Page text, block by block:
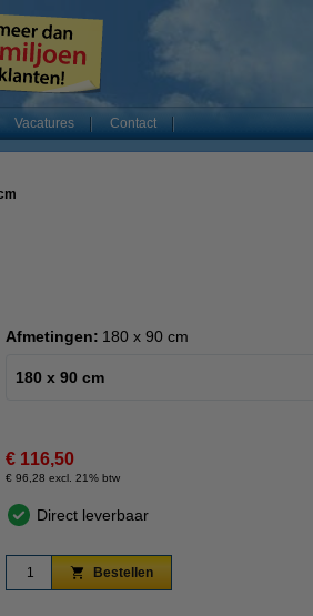
Vacatures Contact
vergroten
Afmetingen: 180 x 90 cm
180 x 90 cm
€ 116,50
€ 96,28 excl. 21% btw
Direct leverbaar
Bestellen